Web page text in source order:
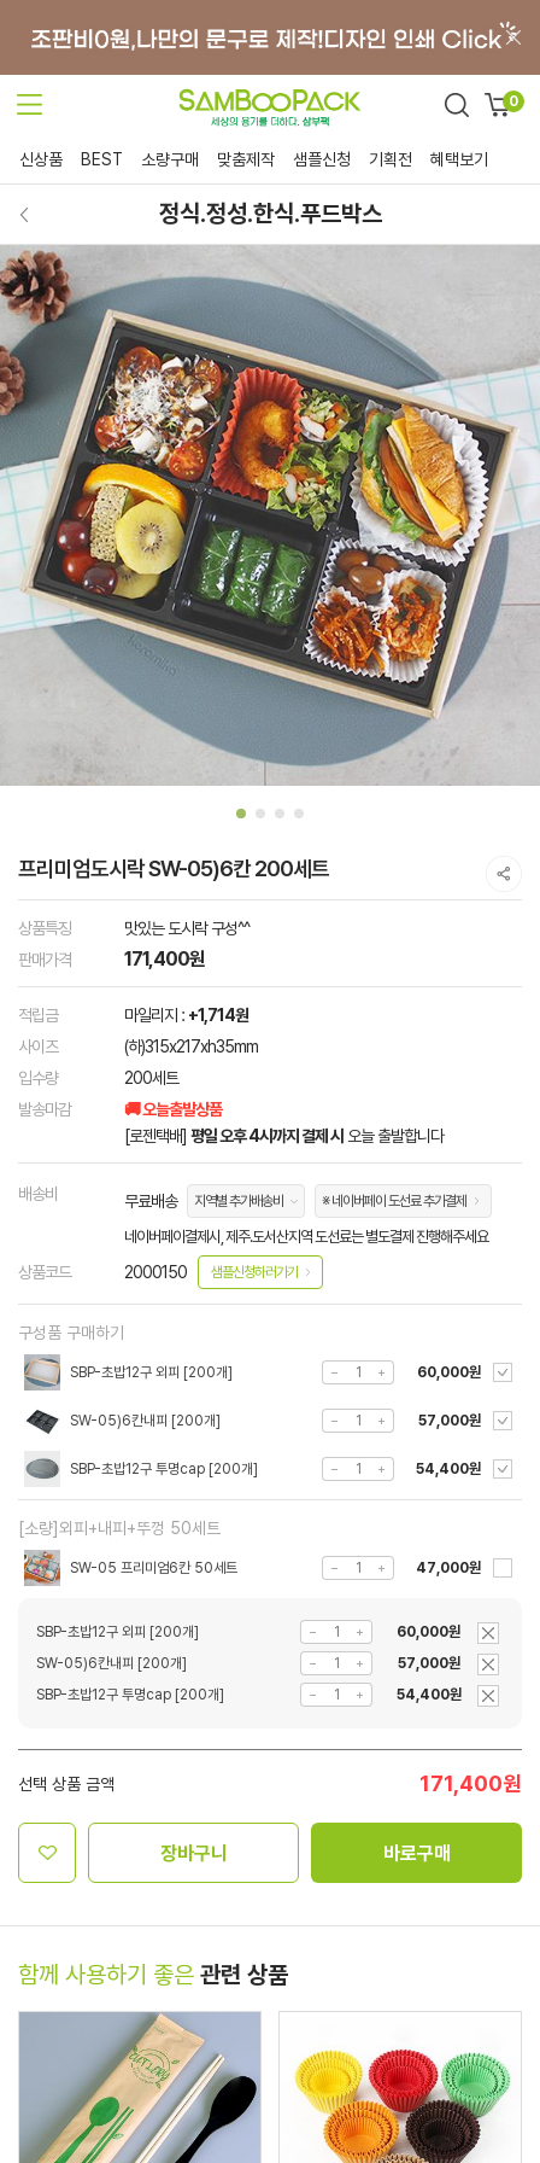
0
신상품 BEST 소량구매 맞춤제작 샘플신청 기획전 혜택보기
정식.정성.한식.푸드박스
프리미엄도시락 SW-05)6칸 200세트
상품특징
맛있는 도시락 구성^^
판매가격
171,400원
적립금 마일리지 : +1,714원
사이즈
(하)315x217xh35mm
입수량
200세트
발송마감
🚚 오늘출발상품
[로젠택배] 평일 오후 4시까지 결제 시 오늘 출발합니다
배송비 무료배송 지역별 추가배송비 ※ 네이버페이 도선료 추가결제
네이버페이결제시, 제주.도서산지역 도선료는 별도결제 진행해주세요
상품코드 2000150 샘플신청하러가기
구성품 구매하기
SBP-초밥12구 외피 [200개] 60,000원
SW-05)6칸내피 [200개] 57,000원
SBP-초밥12구 투명cap [200개] 54,400원
[소량]외피+내피+뚜껑 50세트
SW-05 프리미엄6칸 50세트 47,000원
SBP-초밥12구 외피 [200개]
60,000원
SW-05)6칸내피 [200개]
57,000원
SBP-초밥12구 투명cap [200개]
54,400원
선택 상품 금액 171,400원
장바구니 바로구매
함께 사용하기 좋은 관련 상품